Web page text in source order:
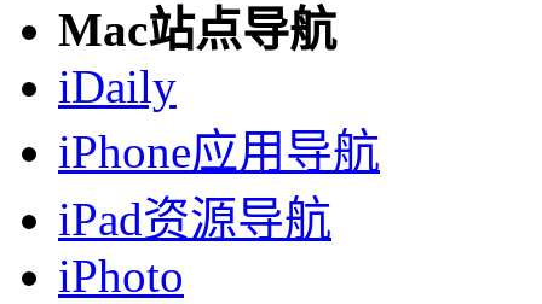
Mac站点导航
iDaily
iPhone应用导航
iPad资源导航
iPhoto